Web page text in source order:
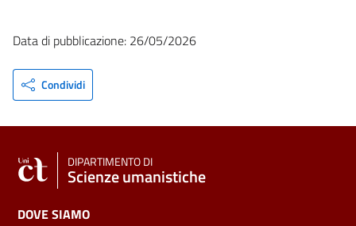
Data di pubblicazione: 26/05/2026
Condividi
DIPARTIMENTO DI
Scienze umanistiche
DOVE SIAMO